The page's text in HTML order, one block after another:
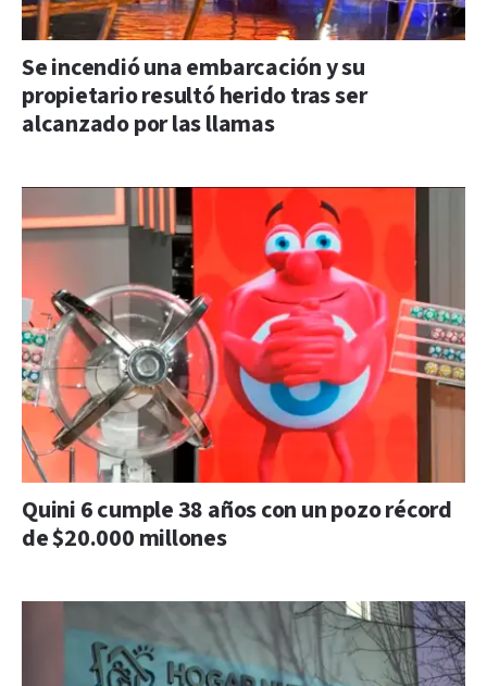
Se incendió una embarcación y su
propietario resultó herido tras ser
alcanzado por las llamas
Quini 6 cumple 38 años con un pozo récord
de $20.000 millones